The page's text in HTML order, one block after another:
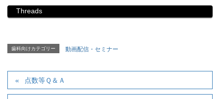
Threads
歯科向けカテゴリー 動画配信・セミナー
点数等Ｑ＆Ａ